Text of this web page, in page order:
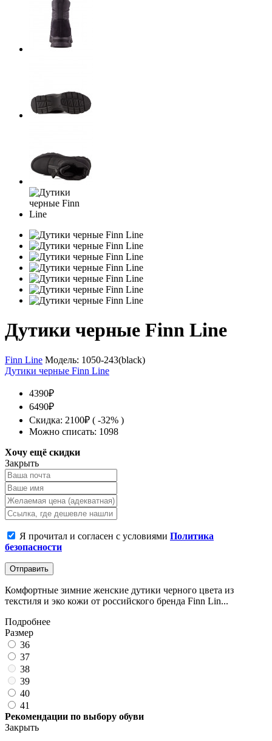
Дутики черные Finn Line
Finn Line Модель: 1050-243(black)
Дутики черные Finn Line
4390₽
6490₽
Скидка: 2100₽ ( -32% )
Можно списать: 1098
Хочу ещё скидки
Закрыть
Я прочитал и согласен с условиями Политика
безопасности
Отправить
Комфортные зимние женские дутики черного цвета из
текстиля и эко кожи от российского бренда Finn Lin...
Подробнее
Размер
36
37
38
39
40
41
Рекомендации по выбору обуви
Закрыть